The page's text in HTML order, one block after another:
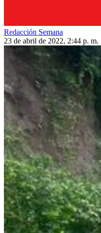
Redacción Semana
23 de abril de 2022, 2:44 p. m.